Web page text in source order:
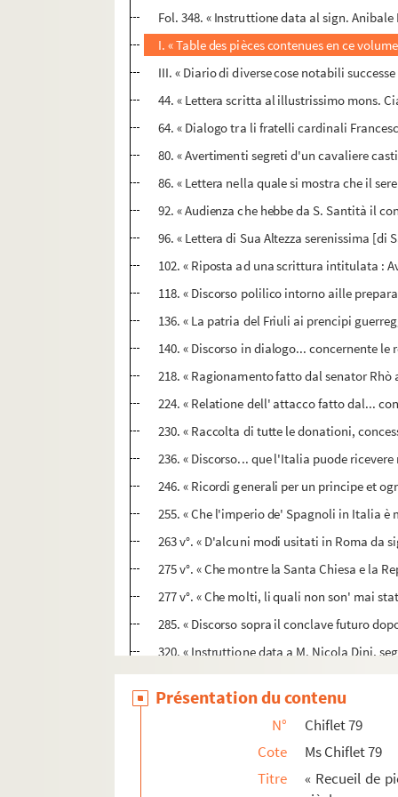
Fol. 348. « Instruttione data al sign.
I. « Table des pièces contenues en ce
III. « Diario di diverse cose notabili
44. « Lettera scritta al illustrissimo mons.
64. « Dialogo tra li fratelli cardinali
80. « Avertimenti segreti d'un cavaliere
86. « Lettera nella quale si mostra che il
92. « Audienza che hebbe da S. Santità il
96. « Lettera di Sua Altezza serenissima
102. « Riposta ad una scrittura intitulata :
118. « Discorso polilico intorno aille
136. « La patria del Friuli ai prencipi
140. « Discorso in dialogo... concernente
218. « Ragionamento fatto dal senator
224. « Relatione dell' attacco fatto dal...
230. « Raccolta di tutte le donationi,
236. « Discorso... que l'Italia puode
246. « Ricordi generali per un principe et
255. « Che l'imperio de' Spagnoli in Italia è
263 v°. « D'alcuni modi usitati in Roma da
275 v°. « Che montre la Santa Chiesa e la
277 v°. « Che molti, li quali non son' mai
285. « Discorso sopra il conclave futuro
320. « Instruttione data a M. Nicola Dini,
328. « Instruttione per mons. vescovo di
348. « Instruttione data al sign. Anibale
Présentation du contenu
N°
Chiflet 79
Cote
Ms Chiflet 79
Titre
« Recueil de